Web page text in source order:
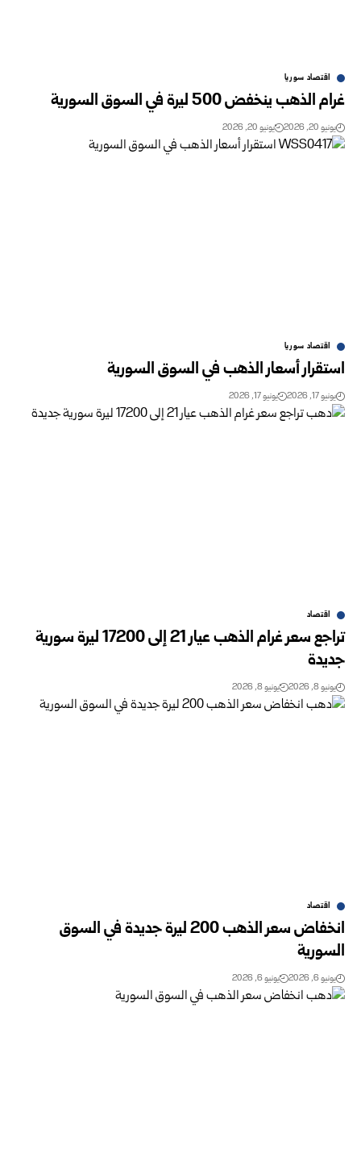
اقتصاد سوريا
غرام الذهب ينخفض 500 ليرة في السوق السورية
يونيو 20, 2026 يونيو 20, 2026
اقتصاد سوريا
استقرار أسعار الذهب في السوق السورية
يونيو 17, 2026 يونيو 17, 2026
اقتصاد
تراجع سعر غرام الذهب عيار 21 إلى 17200 ليرة سورية
جديدة‎
يونيو 8, 2026 يونيو 8, 2026
اقتصاد
انخفاض سعر الذهب 200 ليرة جديدة في السوق
السورية‎ ‎
يونيو 6, 2026 يونيو 6, 2026